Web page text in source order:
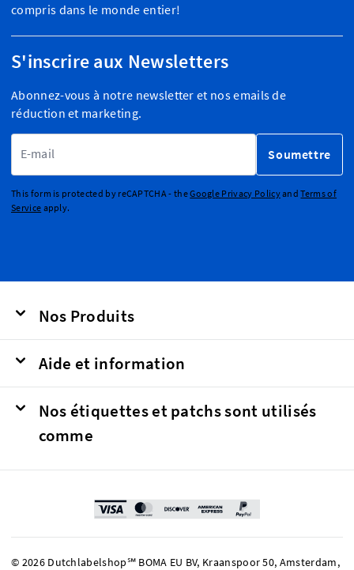
compris dans le monde entier!
S'inscrire aux Newsletters
Abonnez-vous à notre newsletter et nos emails de
réduction et marketing.
Soumettre
This form is protected by reCAPTCHA - theGoogle Privacy PolicyandTerms of
Service apply.
Nos Produits
Aide et information
Nos étiquettes et patchs sont utilisés
comme
© 2026 Dutchlabelshop℠ BOMA EU BV, Kraanspoor 50, Amsterdam,